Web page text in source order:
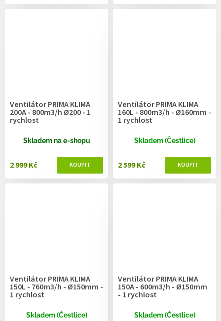
Ventilátor PRIMA KLIMA
200A - 800m3/h Ø200 - 1
rychlost
Skladem na e-shopu
2 999 Kč
Ventilátor PRIMA KLIMA
160L - 800m3/h - Ø160mm -
1 rychlost
Skladem (Čestlice)
2 599 Kč
Ventilátor PRIMA KLIMA
150L - 760m3/h - Ø150mm -
1 rychlost
Skladem (Čestlice)
Ventilátor PRIMA KLIMA
150A - 600m3/h - Ø150mm
- 1 rychlost
Skladem (Čestlice)